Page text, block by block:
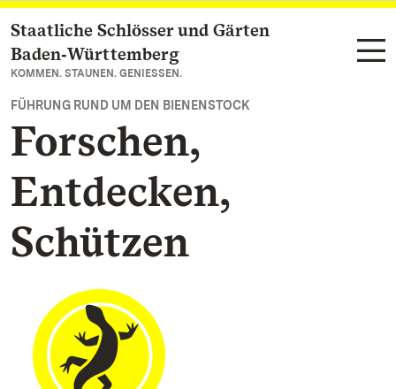
Zum Hauptinhalt springen
Staatliche Schlösser und Gärten
Baden‑Württemberg
KOMMEN. STAUNEN. GENIESSEN.
FÜHRUNG RUND UM DEN BIENENSTOCK
Forschen,
Entdecken,
Schützen